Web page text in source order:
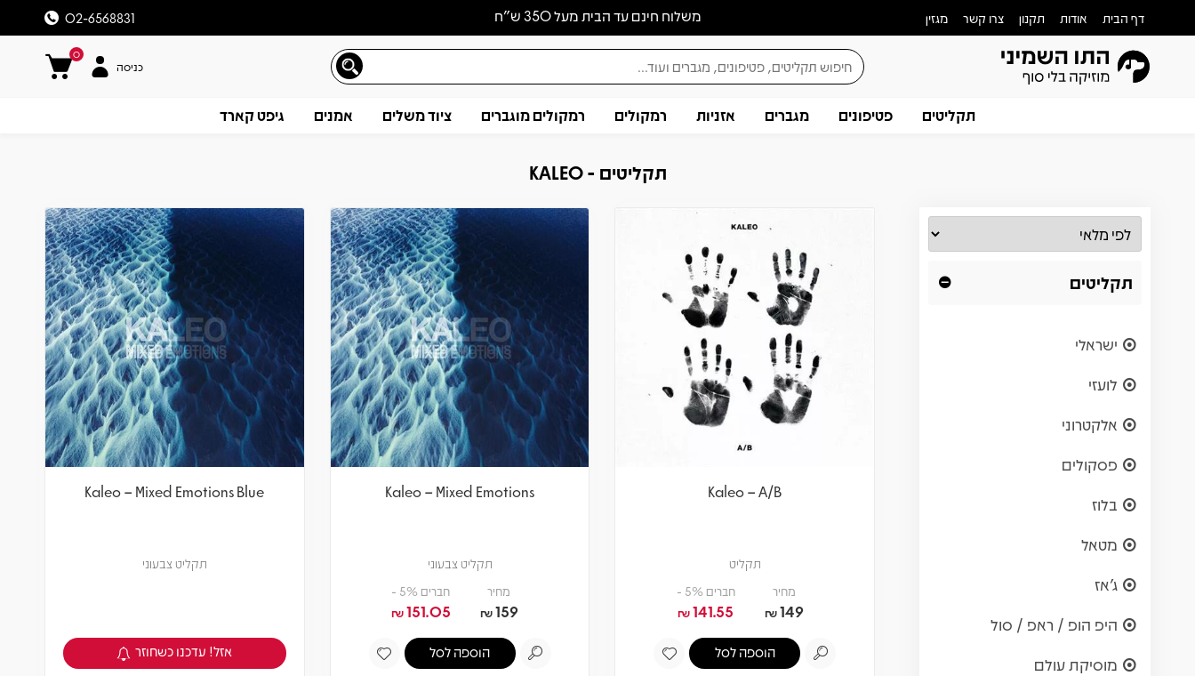
משלוח חינם עד הבית מעל 350 ש״ח דף הבית אודות תקנון צרו קשר מגזין 02-6568831
0
כניסה
תקליטים פטיפונים מגברים אזניות רמקולים רמקולים מוגברים ציוד משלים אמנים גיפט קארד
תקליטים - KALEO
תקליטים
ישראלי
לועזי
אלקטרוני
פסקולים
בלוז
מטאל
ג'אז
היפ הופ / ראפ / סול
מוסיקת עולם
Kaleo – A/B
תקליט
מחיר
149
₪
חברים 5% -
141.55
₪
הוספה לסל
Kaleo – Mixed Emotions
תקליט צבעוני
מחיר
159
₪
חברים 5% -
151.05
₪
הוספה לסל
Kaleo – Mixed Emotions Blue
תקליט צבעוני
צפיה במוצר
אזל! עדכנו כשחוזר